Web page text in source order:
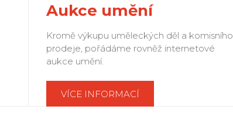
Aukce umění
Kromě výkupu uměleckých děl a komisního
prodeje, pořádáme rovněž internetové
aukce umění.
VÍCE INFORMACÍ